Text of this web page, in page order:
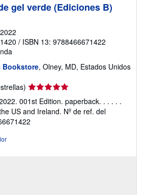
gel verde (Ediciones B)
/ ISBN 13: 9788466671422
Bookstore, Olney, MD, Estados Unidos
Calificación
del
vendedor:
5
de
001st Edition. paperback. . . . . .
US and Ireland. Nº de ref. del